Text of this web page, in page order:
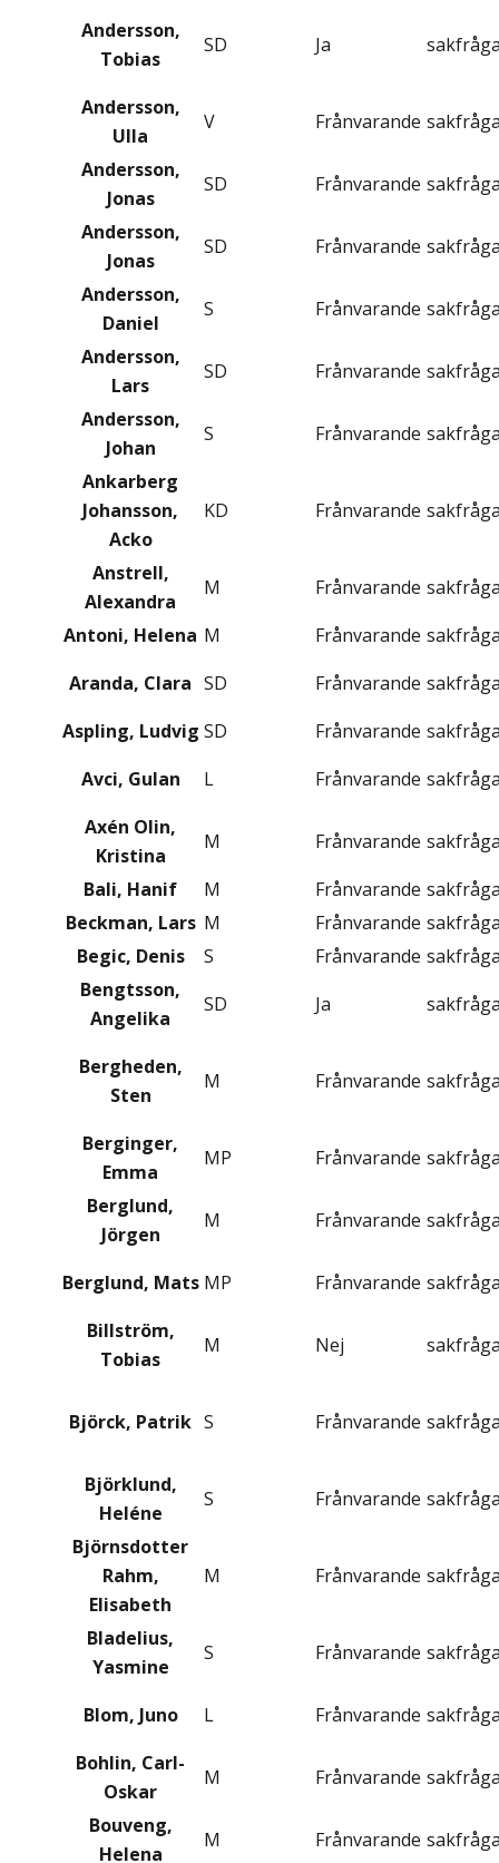
Andersson,
Tobias
SD Ja
Andersson,
Ulla
V Frånvarande
Andersson,
Jonas
SD Frånvarande
Andersson,
Jonas
SD Frånvarande
Andersson,
Daniel
S Frånvarande
Andersson,
Lars
SD Frånvarande
Andersson,
Johan
S Frånvarande
Ankarberg
Johansson,
Acko
KD Frånvarande
Anstrell,
Alexandra
M Frånvarande
Antoni, Helena M Frånvarande
Aranda, Clara SD Frånvarande
Aspling, Ludvig SD Frånvarande
Avci, Gulan
L Frånvarande
Axén Olin,
Kristina
M Frånvarande
Bali, Hanif
M Frånvarande
Beckman, Lars M Frånvarande
Begic, Denis
S Frånvarande
Bengtsson,
Angelika
SD Ja
Bergheden,
Sten
M Frånvarande
Berginger,
Emma
MP Frånvarande
Berglund,
Jörgen
M Frånvarande
Berglund, Mats MP Frånvarande
Billström,
Tobias
M Nej
Björck, Patrik S Frånvarande
Björklund,
Heléne
S Frånvarande
Björnsdotter
Rahm,
Elisabeth
M Frånvarande
Bladelius,
Yasmine
S Frånvarande
Blom, Juno L Frånvarande
Bohlin, Carl-
Oskar
M Frånvarande
Bouveng,
Helena
M Frånvarande